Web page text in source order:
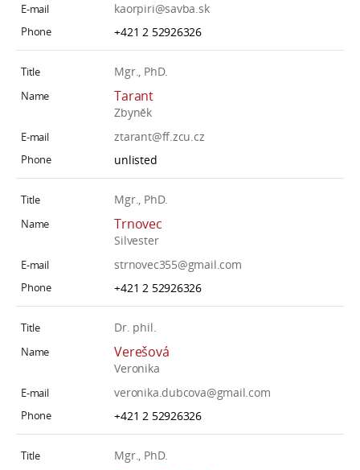
kaorpiri@savba.sk
+421 2 52926326
Mgr., PhD.
Tarant
Zbyněk
ztarant@ff.zcu.cz
unlisted
Mgr., PhD.
Trnovec
Silvester
strnovec355@gmail.com
+421 2 52926326
Dr. phil.
Verešová
Veronika
veronika.dubcova@gmail.com
+421 2 52926326
Mgr., PhD.